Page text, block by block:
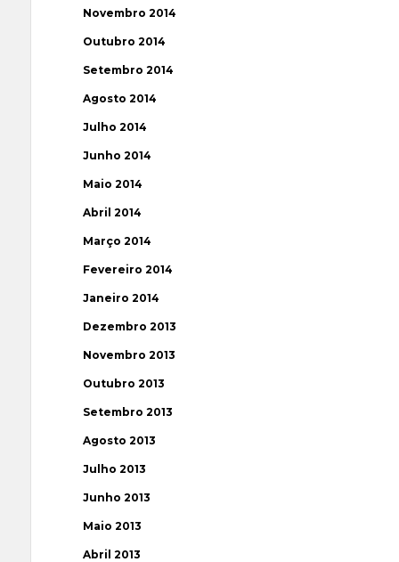
Novembro 2014
Outubro 2014
Setembro 2014
Agosto 2014
Julho 2014
Junho 2014
Maio 2014
Abril 2014
Março 2014
Fevereiro 2014
Janeiro 2014
Dezembro 2013
Novembro 2013
Outubro 2013
Setembro 2013
Agosto 2013
Julho 2013
Junho 2013
Maio 2013
Abril 2013